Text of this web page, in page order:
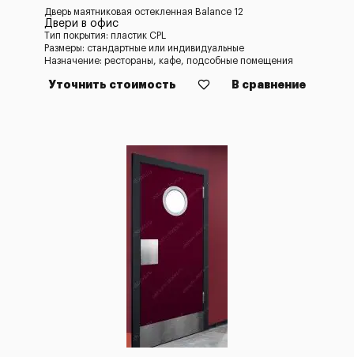
Дверь маятниковая остекленная Balance 12
Двери в офис
Тип покрытия: пластик CPL
Размеры: стандартные или индивидуальные
Назначение: рестораны, кафе, подсобные помещения
Уточнить стоимость В сравнение